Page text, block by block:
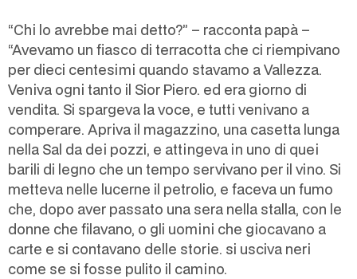
“Chi lo avrebbe mai detto?” – racconta papà –
“Avevamo un fiasco di terracotta che ci riempivano
per dieci centesimi quando stavamo a Vallezza.
Veniva ogni tanto il Sior Piero. ed era giorno di
vendita. Si spargeva la voce, e tutti venivano a
comperare. Apriva il magazzino, una casetta lunga
nella Sal da dei pozzi, e attingeva in uno di quei
barili di legno che un tempo servivano per il vino. Si
metteva nelle lucerne il petrolio, e faceva un fumo
che, dopo aver passato una sera nella stalla, con le
donne che filavano, o gli uomini che giocavano a
carte e si contavano delle storie. si usciva neri
come se si fosse pulito il camino.